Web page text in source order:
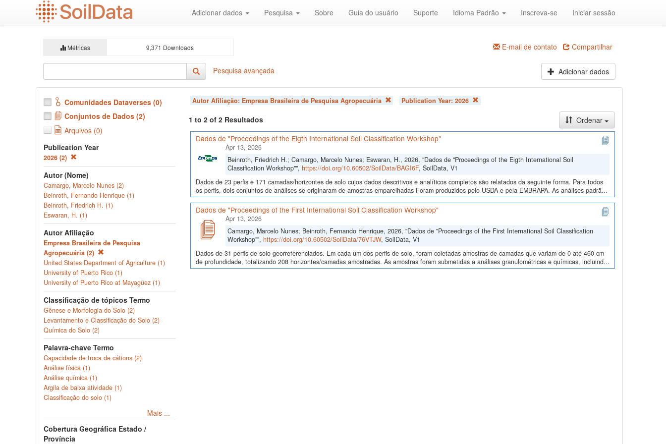
Adicionar dados Pesquisa Sobre Guia do usuário Suporte Idioma Padrão Inscreva-se Iniciar sessão
Métricas 9,371 Downloads E-mail de contato Compartilhar
Pesquisa avançada Adicionar dados
Comunidades Dataverses (0)
Conjuntos de Dados (2)
Arquivos (0)
Publication Year
2026 (2)
Autor (Nome)
Camargo, Marcelo Nunes (2)
Beinroth, Fernando Henrique (1)
Beinroth, Friedrich H. (1)
Eswaran, H. (1)
Autor Afiliação
Empresa Brasileira de Pesquisa
Agropecuária (2)
United States Department of Agriculture (1)
University of Puerto Rico (1)
University of Puerto Rico at Mayagüez (1)
Classificação de tópicos Termo
Gênese e Morfologia do Solo (2)
Levantamento e Classificação do Solo (2)
Química do Solo (2)
Palavra-chave Termo
Capacidade de troca de cátions (2)
Análise física (1)
Análise química (1)
Argila de baixa atividade (1)
Classificação do solo (1)
Mais ...
Cobertura Geográfica Estado /
Província
Autor Afiliação: Empresa Brasileira de Pesquisa Agropecuária Publication Year: 2026
1 to 2 of 2 Resultados
Ordenar
Dados de "Proceedings of the Eigth International Soil Classification Workshop"
Apr 13, 2026
Beinroth, Friedrich H.; Camargo, Marcelo Nunes; Eswaran, H., 2026, "Dados de "Proceedings of the Eigth International Soil
Classification Workshop"", https://doi.org/10.60502/SoilData/BAGI6F, SoilData, V1
Dados de 23 perfis e 171 camadas/horizontes de solo cujos dados descritivos e analíticos completos são relatados da seguinte forma. Para todos
os perfis, dois conjuntos de análises se originaram de amostras emparelhadas Foram produzidos pelo USDA e pela EMBRAPA. As análises padrã...
Dados de "Proceedings of the First International Soil Classification Workshop"
Apr 13, 2026
Camargo, Marcelo Nunes; Beinroth, Fernando Henrique, 2026, "Dados de "Proceedings of the First International Soil Classification
Workshop"", https://doi.org/10.60502/SoilData/76VTJW, SoilData, V1
Dados de 31 perfis de solo georreferenciados. Em cada um dos perfis de solo, foram coletadas amostras de camadas que variam de 0 até 460 cm
de profundidade, totalizando 208 horizontes/camadas amostradas. As amostras foram submetidas a análises granulométricas e químicas, incluind...